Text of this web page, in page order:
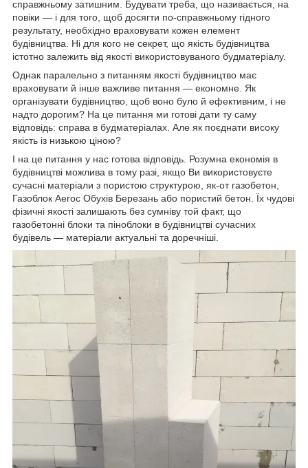
справжньому затишним. Будувати треба, що називається, на
повіки — і для того, щоб досягти по-справжньому гідного
результату, необхідно враховувати кожен елемент
будівництва. Ні для кого не секрет, що якість будівництва
істотно залежить від якості використовуваного будматеріалу.
Однак паралельно з питанням якості будівництво має
враховувати й інше важливе питання — економне. Як
організувати будівництво, щоб воно було й ефективним, і не
надто дорогим? На це питання ми готові дати ту саму
відповідь: справа в будматеріалах. Але як поєднати високу
якість із низькою ціною?
І на це питання у нас готова відповідь. Розумна економія в
будівництві можлива в тому разі, якщо Ви використовуєте
сучасні матеріали з пористою структурою, як-от газобетон,
Газоблок Aeroc Обухів Березань або пористий бетон. Їх чудові
фізичні якості залишають без сумніву той факт, що
газобетонні блоки та піноблоки в будівництві сучасних
будівель — матеріали актуальні та доречніші.